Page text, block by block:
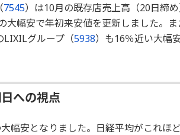
7545）は10月の既存店売上高（20日締
大幅安で年初来安値を更新しました。
LIXILグループ（5938）も16％近い大幅
への視点
幅安となりました。日経平均がこれほ